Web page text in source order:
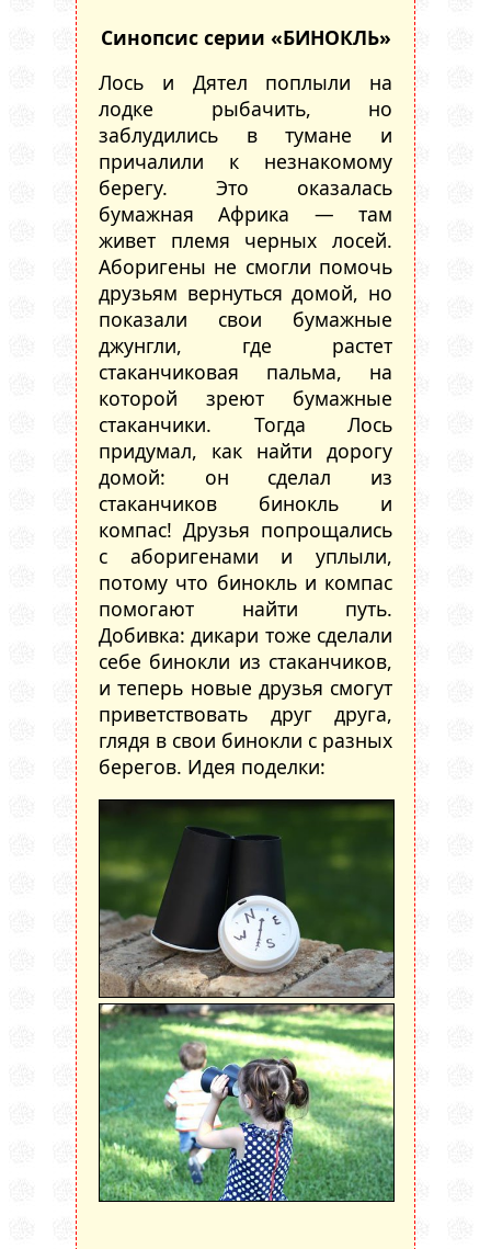
Синопсис серии «БИНОКЛЬ»
Лось и Дятел поплыли на
лодке рыбачить, но
заблудились в тумане и
причалили к незнакомому
берегу. Это оказалась
бумажная Африка — там
живет племя черных лосей.
Аборигены не смогли помочь
друзьям вернуться домой, но
показали свои бумажные
джунгли, где растет
стаканчиковая пальма, на
которой зреют бумажные
стаканчики. Тогда Лось
придумал, как найти дорогу
домой: он сделал из
стаканчиков бинокль и
компас! Друзья попрощались
с аборигенами и уплыли,
потому что бинокль и компас
помогают найти путь.
Добивка: дикари тоже сделали
себе бинокли из стаканчиков,
и теперь новые друзья смогут
приветствовать друг друга,
глядя в свои бинокли с разных
берегов. Идея поделки: